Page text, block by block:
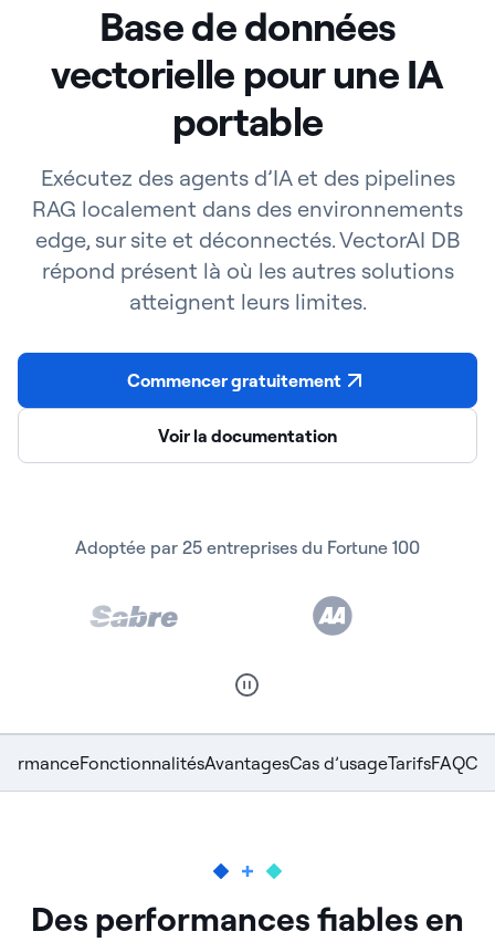
Base de données
vectorielle pour une IA
portable
Exécutez des agents d’IA et des pipelines
RAG localement dans des environnements
edge, sur site et déconnectés. VectorAI DB
répond présent là où les autres solutions
atteignent leurs limites.
Commencer gratuitement
Voir la documentation
Adoptée par 25 entreprises du Fortune 100
FonctionnalitésAvantagesCas d’usageTarifsFAQ
Des performances fiables en